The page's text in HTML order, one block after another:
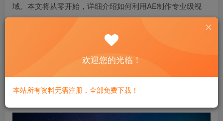
域。本文将从零开始，详细介绍如何利用AE制作专业级视
频，并掌握相关技巧。我们将探讨AE的基本操作和界面布
局，帮助初学者快速上手。接着，我们将深入讲解如何运用
一些高级技巧，如使用表达式和插件，进一步提升视频质
量。通过本文的学习，读者将能够从零基础逐步掌握AE的核
心技能，制作出令人惊艳的专业级视频。
欢迎您的光临！
本站所有资料无需注册，全部免费下载！